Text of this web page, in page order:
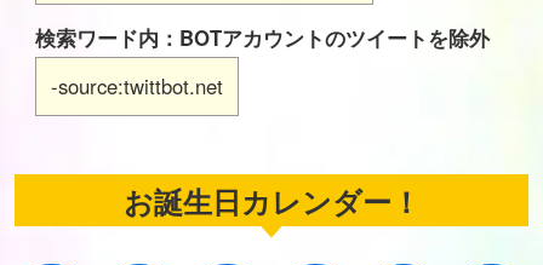
検索ワード内：BOTアカウントのツイートを除外
-source:twittbot.net
お誕生日カレンダー！